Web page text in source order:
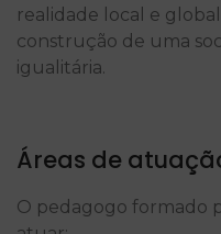
realidade local e
construção de uma
igualitária.
Áreas de
O pedagogo formado